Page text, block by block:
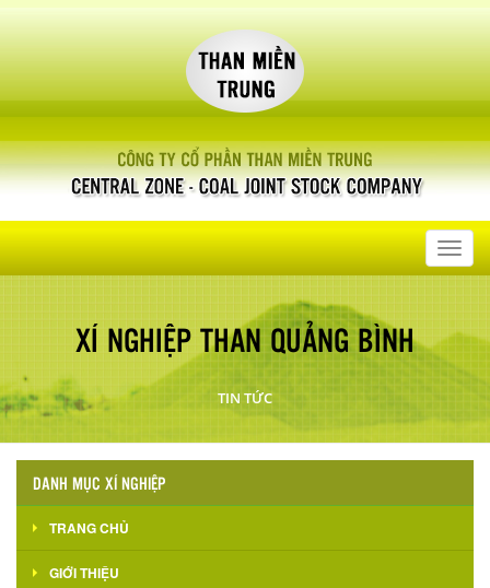
XÍ NGHIỆP THAN QUẢNG BÌNH
TIN TỨC
DANH MỤC XÍ NGHIỆP
TRANG CHỦ
GIỚI THIỆU